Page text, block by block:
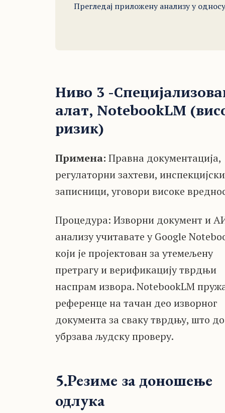
Прегледај приложену анализу у
Ниво 3 -
алат, NotebookLM
ризик)
Примена:Правна документација,
регулаторни захтеви, инспекцијски
записници, уговори високе
Процедура: Изворни документ и
анализу учитавате у Google
који је пројектован за утемељену
претрагу и верификацију тврдњи
наспрам извора. NotebookLM
референце на тачан део изворног
документа за сваку тврдњу, што
убрзава људску проверу.
5.Резиме за доношење
одлука